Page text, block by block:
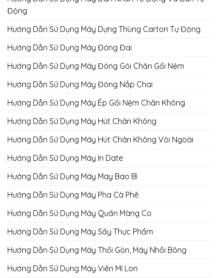
Động
Hướng Dẫn Sử Dụng Máy Dựng Thùng Carton Tự Động
Hướng Dẫn Sử Dụng Máy Đóng Đai
Hướng Dẫn Sử Dụng Máy Đóng Gói Chăn Gối Nệm
Hướng Dẫn Sử Dụng Máy Đóng Nắp Chai
Hướng Dẫn Sử Dụng Máy Ép Gối Nệm Chân Không
Hướng Dẫn Sử Dụng Máy Hút Chân Không
Hướng Dẫn Sử Dụng Máy Hút Chân Không Vòi Ngoài
Hướng Dẫn Sử Dụng Máy In Date
Hướng Dẫn Sử Dụng Máy May Bao Bì
Hướng Dẫn Sử Dụng Máy Pha Cà Phê
Hướng Dẫn Sử Dụng Máy Quấn Màng Co
Hướng Dẫn Sử Dụng Máy Sấy Thực Phẩm
Hướng Dẫn Sử Dụng Máy Thổi Gòn, Máy Nhồi Bông
Hướng Dẫn Sử Dụng Máy Viền Mí Lon